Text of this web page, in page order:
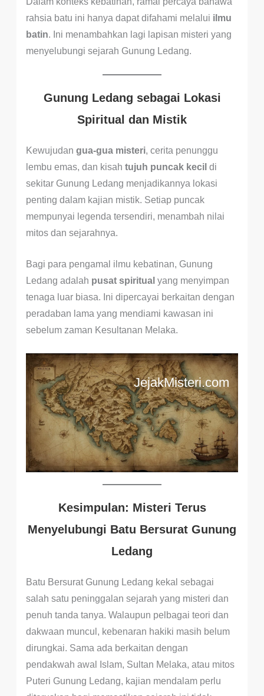
rahsia batu ini hanya dapat difahami melalui ilmu
batin. Ini menambahkan lagi lapisan misteri yang
menyelubungi sejarah Gunung Ledang.
Gunung Ledang sebagai Lokasi
Spiritual dan Mistik
Kewujudan gua-gua misteri, cerita penunggu
lembu emas, dan kisah tujuh puncak kecil di
sekitar Gunung Ledang menjadikannya lokasi
penting dalam kajian mistik. Setiap puncak
mempunyai legenda tersendiri, menambah nilai
mitos dan sejarahnya.
Bagi para pengamal ilmu kebatinan, Gunung
Ledang adalah pusat spiritual yang menyimpan
tenaga luar biasa. Ini dipercayai berkaitan dengan
peradaban lama yang mendiami kawasan ini
sebelum zaman Kesultanan Melaka.
JejakMisteri.com
Kesimpulan: Misteri Terus
Menyelubungi Batu Bersurat Gunung
Ledang
Batu Bersurat Gunung Ledang kekal sebagai
salah satu peninggalan sejarah yang misteri dan
penuh tanda tanya. Walaupun pelbagai teori dan
dakwaan muncul, kebenaran hakiki masih belum
dirungkai. Sama ada berkaitan dengan
pendakwah awal Islam, Sultan Melaka, atau mitos
Puteri Gunung Ledang, kajian mendalam perlu